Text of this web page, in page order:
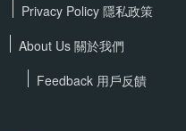
Privacy Policy 隱私政策
About Us 關於我們
Feedback 用戶反饋